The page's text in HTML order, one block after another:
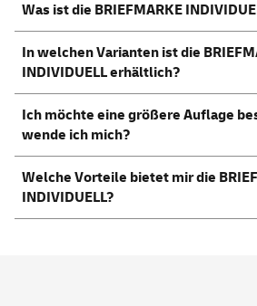
Was ist die BRIEFMARKE
In welchen Varianten ist die
INDIVIDUELL erhältlich?
Ich möchte eine größere Auflage
wende ich mich?
Welche Vorteile bietet mir die
INDIVIDUELL?